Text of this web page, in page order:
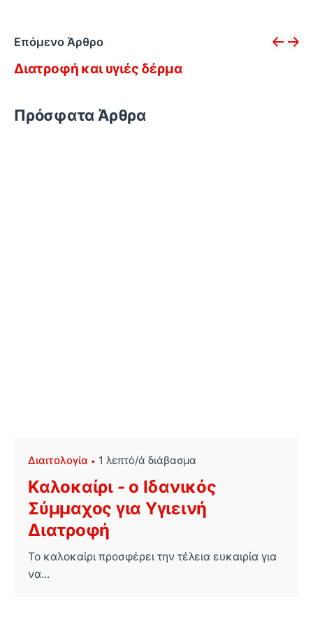
Επόμενο Άρθρο
Διατροφή και υγιές δέρμα
Πρόσφατα Άρθρα
Διαιτολογία 1 λεπτό/ά διάβασμα
Καλοκαίρι - ο Ιδανικός
Σύμμαχος για Υγιεινή
Διατροφή
Το καλοκαίρι προσφέρει την τέλεια ευκαιρία για
να...